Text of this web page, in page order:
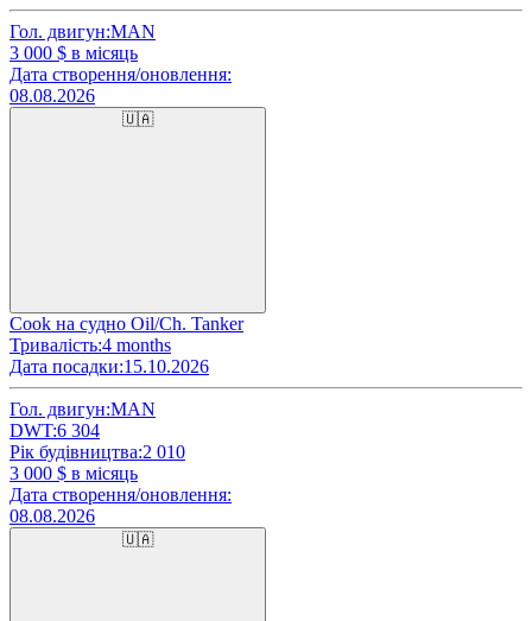
Гол. двигун:MAN
3 000 $ в місяць
Дата створення/оновлення:
08.08.2026
🇺🇦
Cook на судно Oil/Ch. Tanker
Тривалість:4 months
Дата посадки:15.10.2026
Гол. двигун:MAN
DWT:6 304
Рік будівництва:2 010
3 000 $ в місяць
Дата створення/оновлення:
08.08.2026
🇺🇦